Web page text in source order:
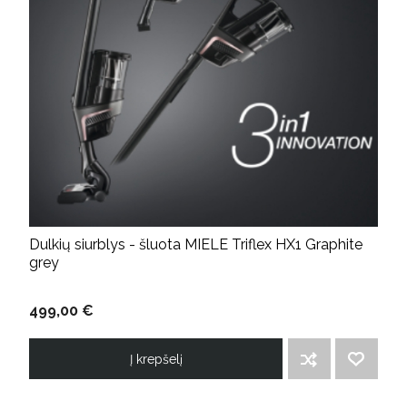
Dulkių siurblys - šluota MIELE Triflex HX1 Graphite
grey
499,00 €
Į krepšelį